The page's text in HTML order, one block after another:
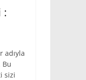
:
adıyla
Bu
sizi